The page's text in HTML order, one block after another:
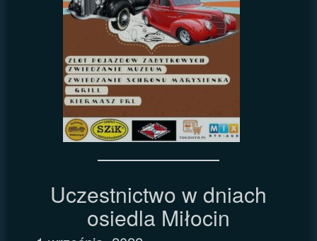
Uczestnictwo w dniach
osiedla Miłocin